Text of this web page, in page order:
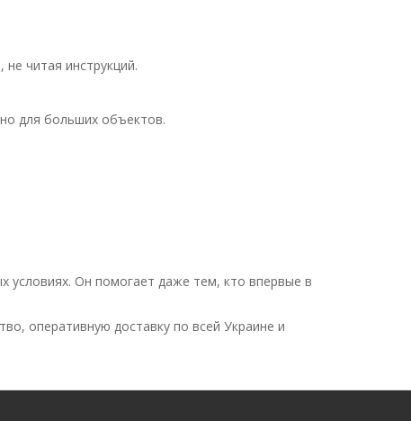
читая инструкций.
для больших объектов.
условиях. Он помогает даже тем, кто впервые в
оперативную доставку по всей Украине и